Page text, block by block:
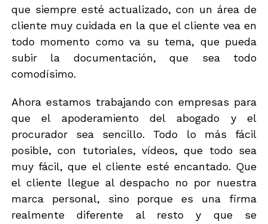
que siempre esté actualizado, con un área de
cliente muy cuidada en la que el cliente vea en
todo momento como va su tema, que pueda
subir la documentación, que sea todo
comodísimo.
Ahora estamos trabajando con empresas para
que el apoderamiento del abogado y el
procurador sea sencillo. Todo lo más fácil
posible, con tutoriales, vídeos, que todo sea
muy fácil, que el cliente esté encantado. Que
el cliente llegue al despacho no por nuestra
marca personal, sino porque es una firma
realmente diferente al resto y que se